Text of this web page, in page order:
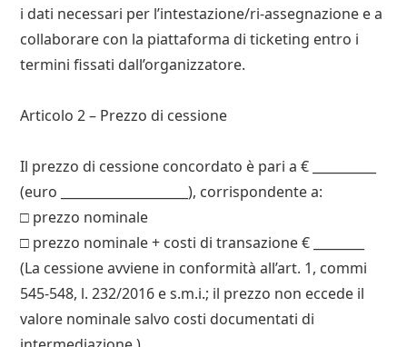
i dati necessari per l’intestazione/ri-assegnazione e a
collaborare con la piattaforma di ticketing entro i
termini fissati dall’organizzatore.
Articolo 2 – Prezzo di cessione
Il prezzo di cessione concordato è pari a € __________
(euro ____________________), corrispondente a:
□ prezzo nominale
□ prezzo nominale + costi di transazione € ________
(La cessione avviene in conformità all’art. 1, commi
545-548, l. 232/2016 e s.m.i.; il prezzo non eccede il
valore nominale salvo costi documentati di